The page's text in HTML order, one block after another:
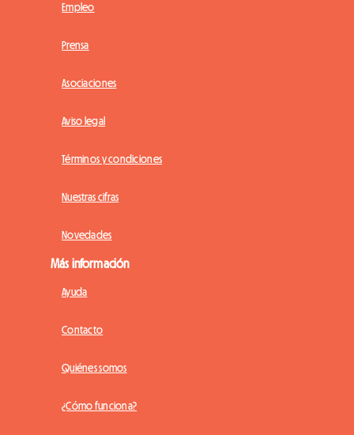
Empleo
Prensa
Asociaciones
Aviso legal
Términos y condiciones
Nuestras cifras
Novedades
Más información
Ayuda
Contacto
Quiénes somos
¿Cómo funciona?